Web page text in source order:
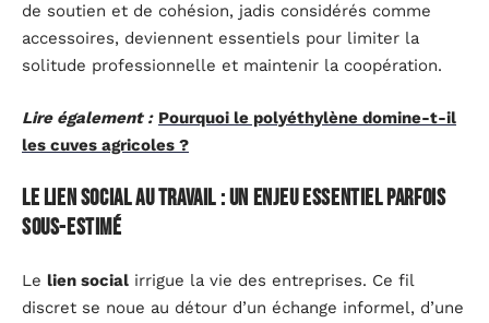
de soutien et de cohésion, jadis considérés comme
accessoires, deviennent essentiels pour limiter la
solitude professionnelle et maintenir la coopération.
Lire également : Pourquoi le polyéthylène domine-t-il
les cuves agricoles ?
Le lien social au travail : un enjeu essentiel parfois
sous-estimé
Le lien social irrigue la vie des entreprises. Ce fil
discret se noue au détour d’un échange informel, d’une